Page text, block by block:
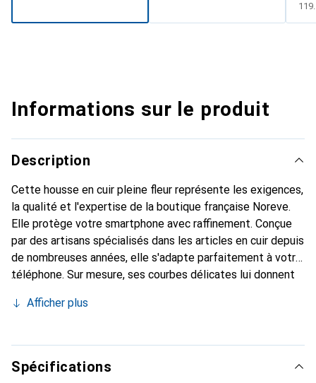
CHF
Informations sur le produit
Description
Cette housse en cuir pleine fleur représente les exigences,
la qualité et l'expertise de la boutique française Noreve.
Elle protège votre smartphone avec raffinement. Conçue
par des artisans spécialisés dans les articles en cuir depuis
de nombreuses années, elle s'adapte parfaitement à votre
téléphone. Sur mesure, ses courbes délicates lui donnent
et essentiel de votre smartphone. Reconnaître
marque Noreve est un choix sûr pour une clientèle
exigeante.
Afficher plus
Spécifications